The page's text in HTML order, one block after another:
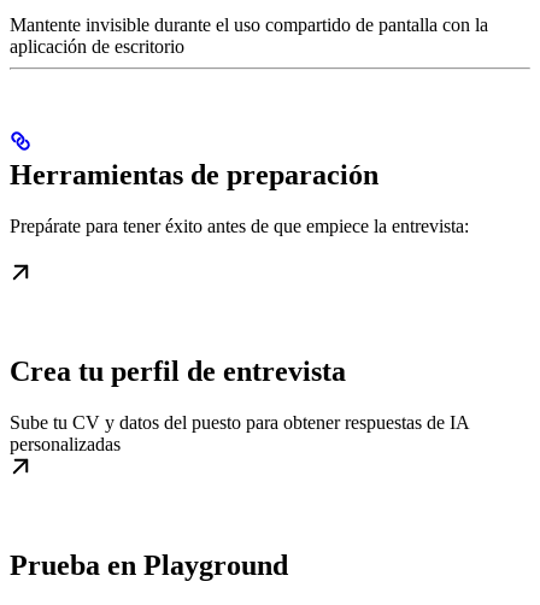
Mantente invisible durante el uso compartido de pantalla con la
aplicación de escritorio
Herramientas de preparación
Prepárate para tener éxito antes de que empiece la entrevista:
Crea tu perfil de entrevista
Sube tu CV y datos del puesto para obtener respuestas de IA
personalizadas
Prueba en Playground